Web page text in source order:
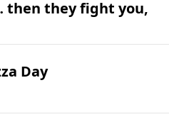
then they fight you,
Day